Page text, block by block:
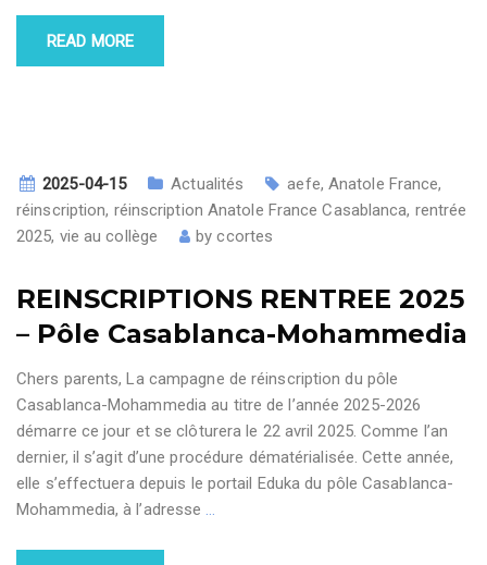
READ MORE
2025-04-15 Actualités aefe, Anatole France,
réinscription, réinscription Anatole France Casablanca, rentrée
2025, vie au collège byccortes
REINSCRIPTIONS RENTREE 2025
– Pôle Casablanca-Mohammedia
Chers parents, La campagne de réinscription du pôle
Casablanca-Mohammedia au titre de l’année 2025-2026
démarre ce jour et se clôturera le 22 avril 2025. Comme l’an
dernier, il s’agit d’une procédure dématérialisée. Cette année,
elle s’effectuera depuis le portail Eduka du pôle Casablanca-
Mohammedia, à l’adresse …